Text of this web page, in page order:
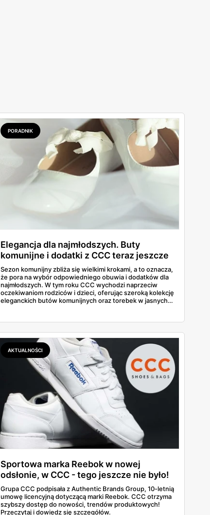
PORADNIK
Elegancja dla najmłodszych. Buty
komunijne i dodatki z CCC teraz jeszcze
taniej!
Sezon komunijny zbliża się wielkimi krokami, a to oznacza,
że pora na wybór odpowiedniego obuwia i dodatków dla
najmłodszych. W tym roku CCC wychodzi naprzeciw
oczekiwaniom rodziców i dzieci, oferując szeroką kolekcję
eleganckich butów komunijnych oraz torebek w jasnych,
AKTUALNOŚCI
Sportowa marka Reebok w nowej
odsłonie, w CCC - tego jeszcze nie było!
Grupa CCC podpisała z Authentic Brands Group, 10-letnią
umowę licencyjną dotyczącą marki Reebok. CCC otrzyma
szybszy dostęp do nowości, trendów produktowych!
Przeczytaj i dowiedz się szczegółów.